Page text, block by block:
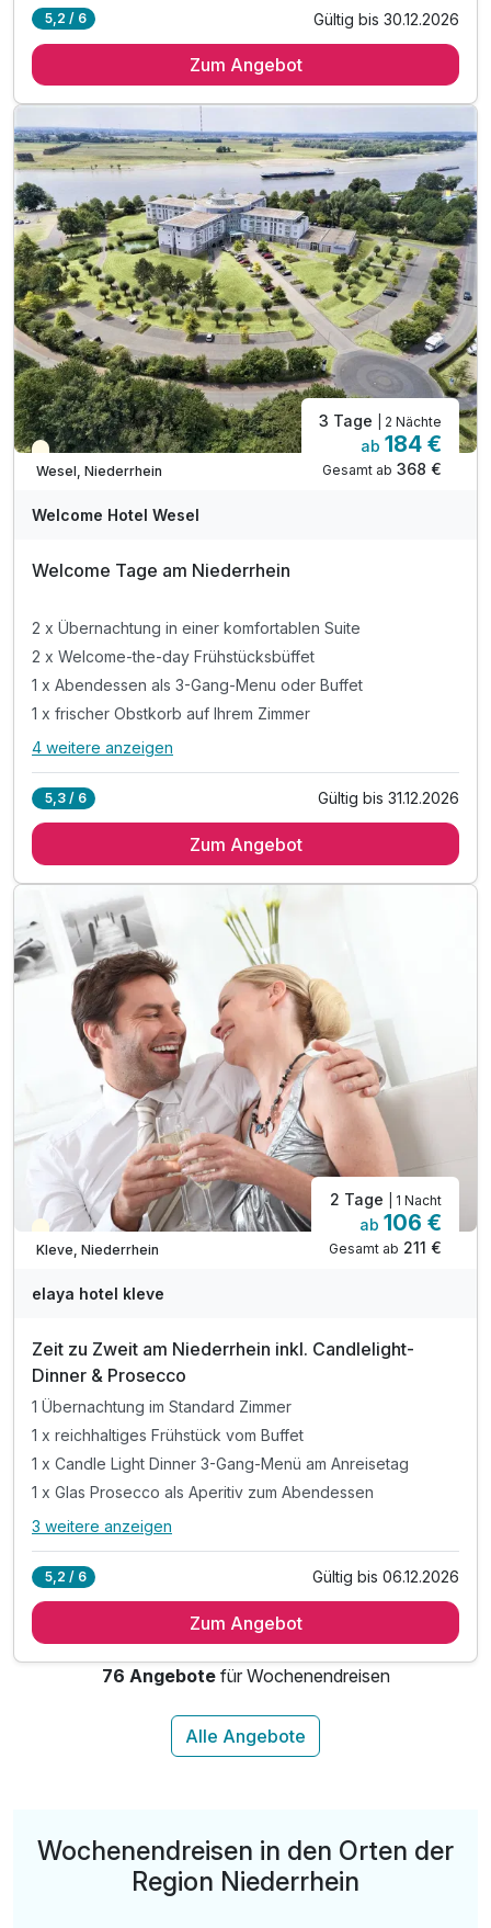
1 x romantisches Burgfrühstück im Rittergewölbe
für die romantische Zeit zu Zweit
inkl. 1 Flasche Mineralwasser auf dem Zimmer
inkl. Kaffee- & Teezubereiter im Zimmer
inkl. Parken auf dem Burg-Parkplatz
inkl. WLAN
5,2 / 6 Gültig bis 30.12.2026
Zum Angebot
Teilweise ausgelastet
Wesel, Niederrhein
3 Tage | 2 Nächte
ab 184 €
Gesamt ab 368 €
Welcome Hotel Wesel
Welcome Tage am Niederrhein
2 x Übernachtung in einer komfortablen Suite
2 x Welcome-the-day Frühstücksbüffet
1 x Abendessen als 3-Gang-Menu oder Buffet
1 x frischer Obstkorb auf Ihrem Zimmer
Alle Inklusivleistungen
2 x Welcome-the-day Frühstücksbüffet
1 x frischer Obstkorb auf Ihrem Zimmer
1 x Flasche Mineralwasser auf Ihrem Zimmer
1 x Infopaket zur Region
inkl. Nutzung der Sauna und des Fitnessbereiches
inkl. Nutzung des W-LAN
4 weitere anzeigen
5,3 / 6 Gültig bis 31.12.2026
Zum Angebot
Teilweise ausgelastet
Kleve, Niederrhein
2 Tage | 1 Nacht
ab 106 €
Gesamt ab 211 €
elaya hotel kleve
Zeit zu Zweit am Niederrhein inkl. Candlelight-
Dinner & Prosecco
1 Übernachtung im Standard Zimmer
1 x reichhaltiges Frühstück vom Buffet
1 x Candle Light Dinner 3-Gang-Menü am Anreisetag
1 x Glas Prosecco als Aperitiv zum Abendessen
Alle Inklusivleistungen
1 x reichhaltiges Frühstück vom Buffet
1 x Glas Prosecco als Aperitiv zum Abendessen
inkl. 4 Softgetränke an der Rezeption
3 weitere anzeigen
5,2 / 6 Gültig bis 06.12.2026
Zum Angebot
76 Angebotefür Wochenendreisen
Wochenendreisen in den Orten der
Region Niederrhein